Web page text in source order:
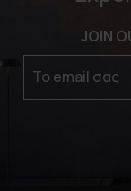
JOIN
Το email σας